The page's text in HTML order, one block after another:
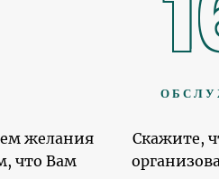
желания
что Вам
Скажите,